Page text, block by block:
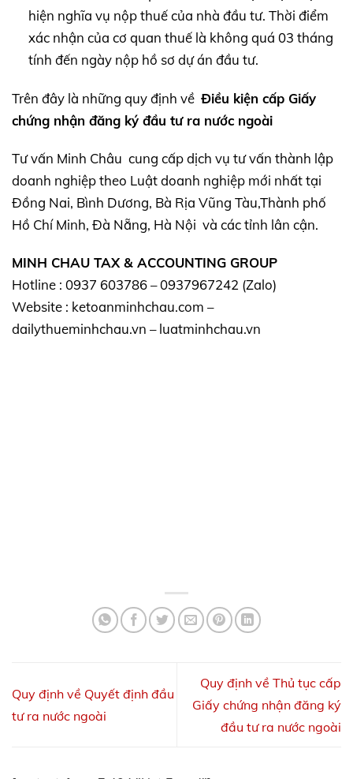
hiện nghĩa vụ nộp thuế của nhà đầu tư. Thời điểm
xác nhận của cơ quan thuế là không quá 03 tháng
tính đến ngày nộp hồ sơ dự án đầu tư.
Trên đây là những quy định về Điều kiện cấp Giấy
chứng nhận đăng ký đầu tư ra nước ngoài
Tư vấn Minh Châu cung cấp dịch vụ tư vấn thành lập
doanh nghiệp theo Luật doanh nghiệp mới nhất tại
Đồng Nai, Bình Dương, Bà Rịa Vũng Tàu,Thành phố
Hồ Chí Minh, Đà Nẵng, Hà Nội và các tỉnh lân cận.
MINH CHAU TAX & ACCOUNTING GROUP
Hotline : 0937 603786 – 0937967242 (Zalo)
Website : ketoanminhchau.com –
dailythueminhchau.vn – luatminhchau.vn
Quy định về Quyết định đầu
tư ra nước ngoài
Quy định về Thủ tục cấp
Giấy chứng nhận đăng ký
đầu tư ra nước ngoài